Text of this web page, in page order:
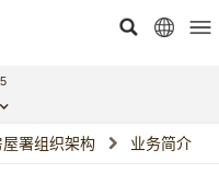
屋署组织架构 业务简介